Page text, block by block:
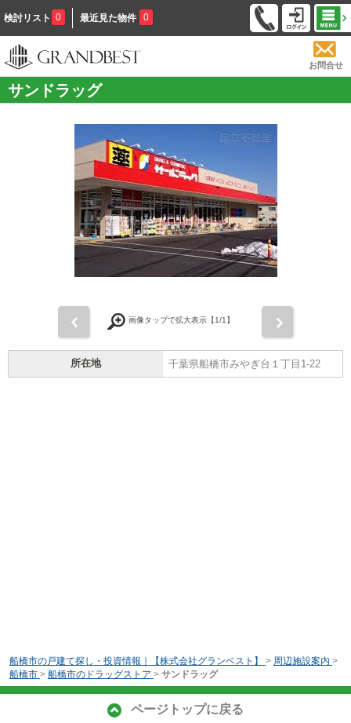
検討リスト 0 最近見た物件 0
お問合せ
サンドラッグ
画像タップで拡大表示【1/1】
所在地 千葉県船橋市みやぎ台１丁目1-22
船橋市の戸建て探し・投資情報｜【株式会社グランベスト】 > 周辺施設案内 >
船橋市 > 船橋市のドラッグストア > サンドラッグ
ページトップに戻る